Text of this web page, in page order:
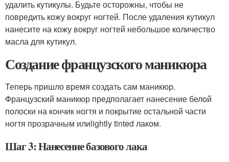
удалить кутикулы. Будьте осторожны, чтобы не
повредить кожу вокруг ногтей. После удаления кутикул
нанесите на кожу вокруг ногтей небольшое количество
масла для кутикул.
Создание французского маникюра
Теперь пришло время создать сам маникюр.
Французский маникюр предполагает нанесение белой
полоски на кончик ногтя и покрытие остальной части
ногтя прозрачным илиlightly tinted лаком.
Шаг 3: Нанесение базового лака